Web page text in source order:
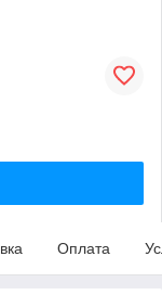
Оплата